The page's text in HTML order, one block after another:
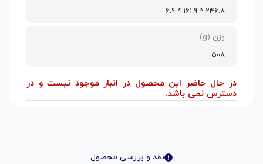
246.8 * 161.9 * 6.9
وزن (g)
508
در حال حاضر این محصول در انبار موجود نیست و در
دسترس نمی باشد.
نقد و بررسی محصول